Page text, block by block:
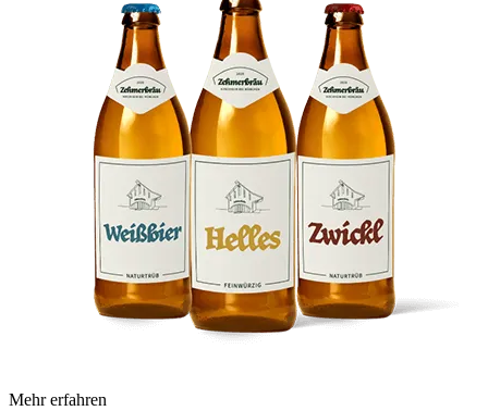
Mehr erfahren